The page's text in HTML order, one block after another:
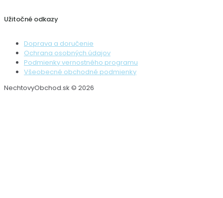
Užitočné odkazy
Doprava a doručenie
Ochrana osobných údajov
Podmienky vernostného programu
Všeobecné obchodné podmienky
NechtovyObchod.sk © 2026